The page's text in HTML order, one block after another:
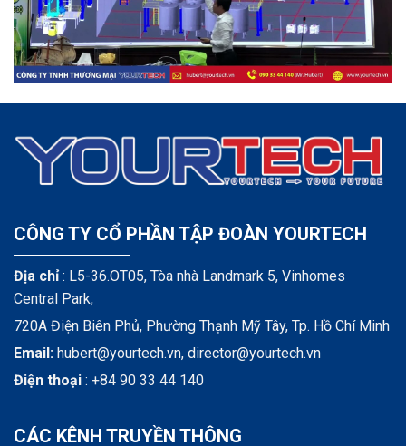
CÔNG TY CỔ PHẦN TẬP ĐOÀN YOURTECH
Địa chỉ: L5-36.OT05, Tòa nhà Landmark 5, Vinhomes
Central Park,
720A Điện Biên Phủ, Phường Thạnh Mỹ Tây, Tp. Hồ Chí Minh
Email: hubert@yourtech.vn, director@yourtech.vn
Điện thoại : +84 90 33 44 140
CÁC KÊNH TRUYỀN THÔNG